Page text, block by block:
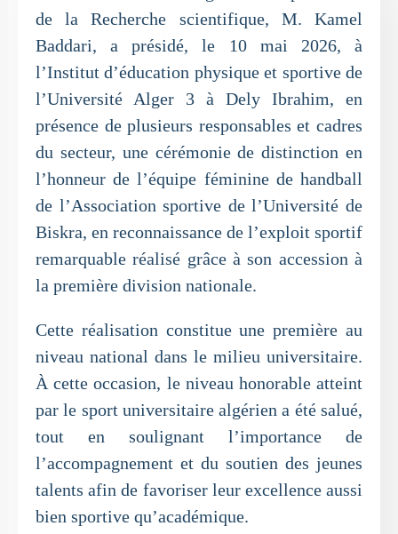
de la Recherche scientifique, M. Kamel
Baddari, a présidé, le 10 mai 2026, à
l’Institut d’éducation physique et sportive de
l’Université Alger 3 à Dely Ibrahim, en
présence de plusieurs responsables et cadres
du secteur, une cérémonie de distinction en
l’honneur de l’équipe féminine de handball
de l’Association sportive de l’Université de
Biskra, en reconnaissance de l’exploit sportif
remarquable réalisé grâce à son accession à
la première division nationale.
Cette réalisation constitue une première au
niveau national dans le milieu universitaire.
À cette occasion, le niveau honorable atteint
par le sport universitaire algérien a été salué,
tout en soulignant l’importance de
l’accompagnement et du soutien des jeunes
talents afin de favoriser leur excellence aussi
bien sportive qu’académique.